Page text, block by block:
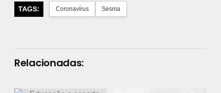
TAGS: Coronavírus Sesma
Relacionadas: